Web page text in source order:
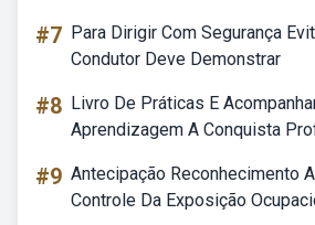
#7 Para Dirigir Com Segurança
Condutor Deve Demonstrar
#8 Livro De Práticas E
Aprendizagem A Conquista
#9 Antecipação Reconhecimento
Controle Da Exposição